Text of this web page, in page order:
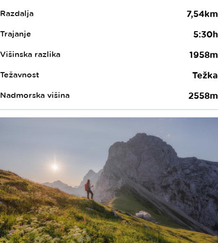
Razdalja 7,54km
Trajanje 5:30h
Višinska razlika 1958m
Težavnost Težka
Nadmorska višina 2558m